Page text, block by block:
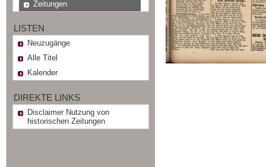
Zeitungen
LISTEN
Neuzugänge
Alle Titel
Kalender
DIREKTE LINKS
Disclaimer Nutzung von
historischen Zeitungen